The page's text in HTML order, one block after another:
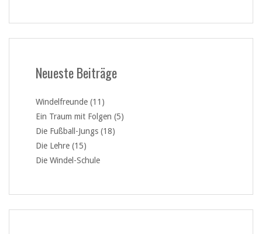
Neueste Beiträge
Windelfreunde (11)
Ein Traum mit Folgen (5)
Die Fußball-Jungs (18)
Die Lehre (15)
Die Windel-Schule